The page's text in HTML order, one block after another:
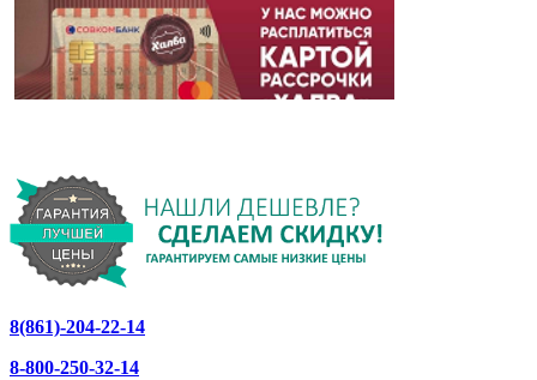
8(861)-204-22-14
8-800-250-32-14